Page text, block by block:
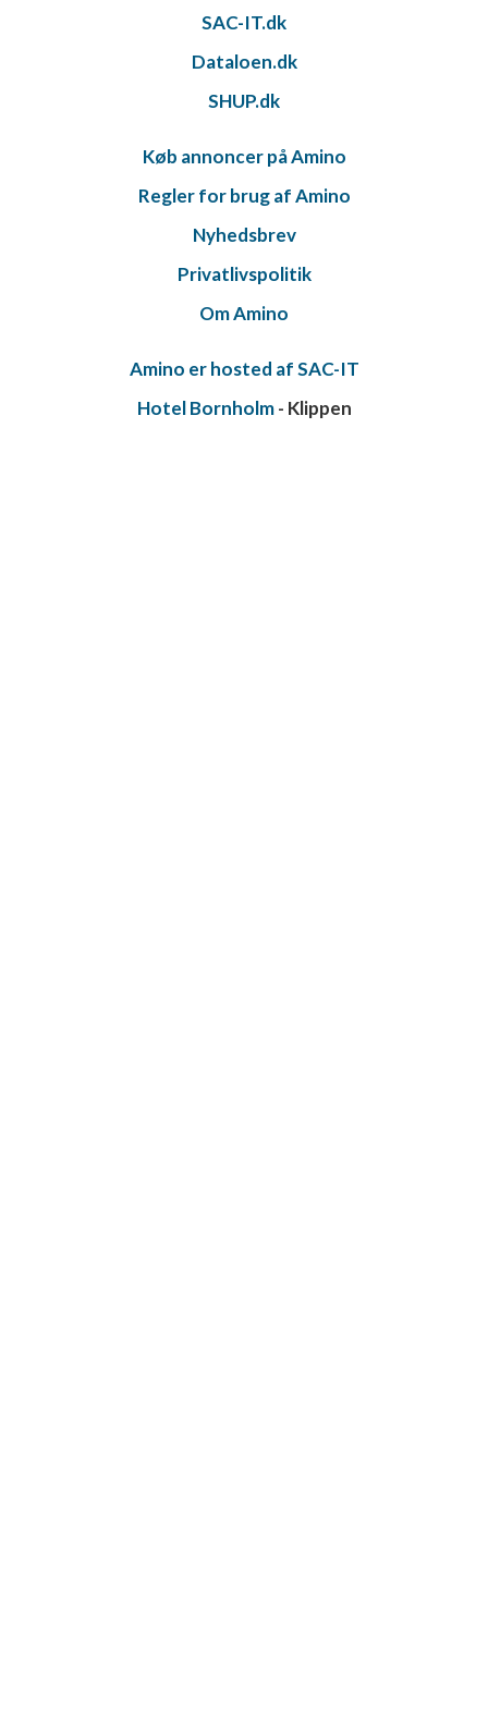
SAC-IT.dk
Dataloen.dk
SHUP.dk
Køb annoncer på Amino
Regler for brug af Amino
Nyhedsbrev
Privatlivspolitik
Om Amino
Amino er hosted af SAC-IT
Hotel Bornholm- Klippen